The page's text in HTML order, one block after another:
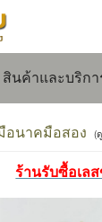
สินค้าและบริกา
อนาคมือสอง (
ร้านรับซื้อเล